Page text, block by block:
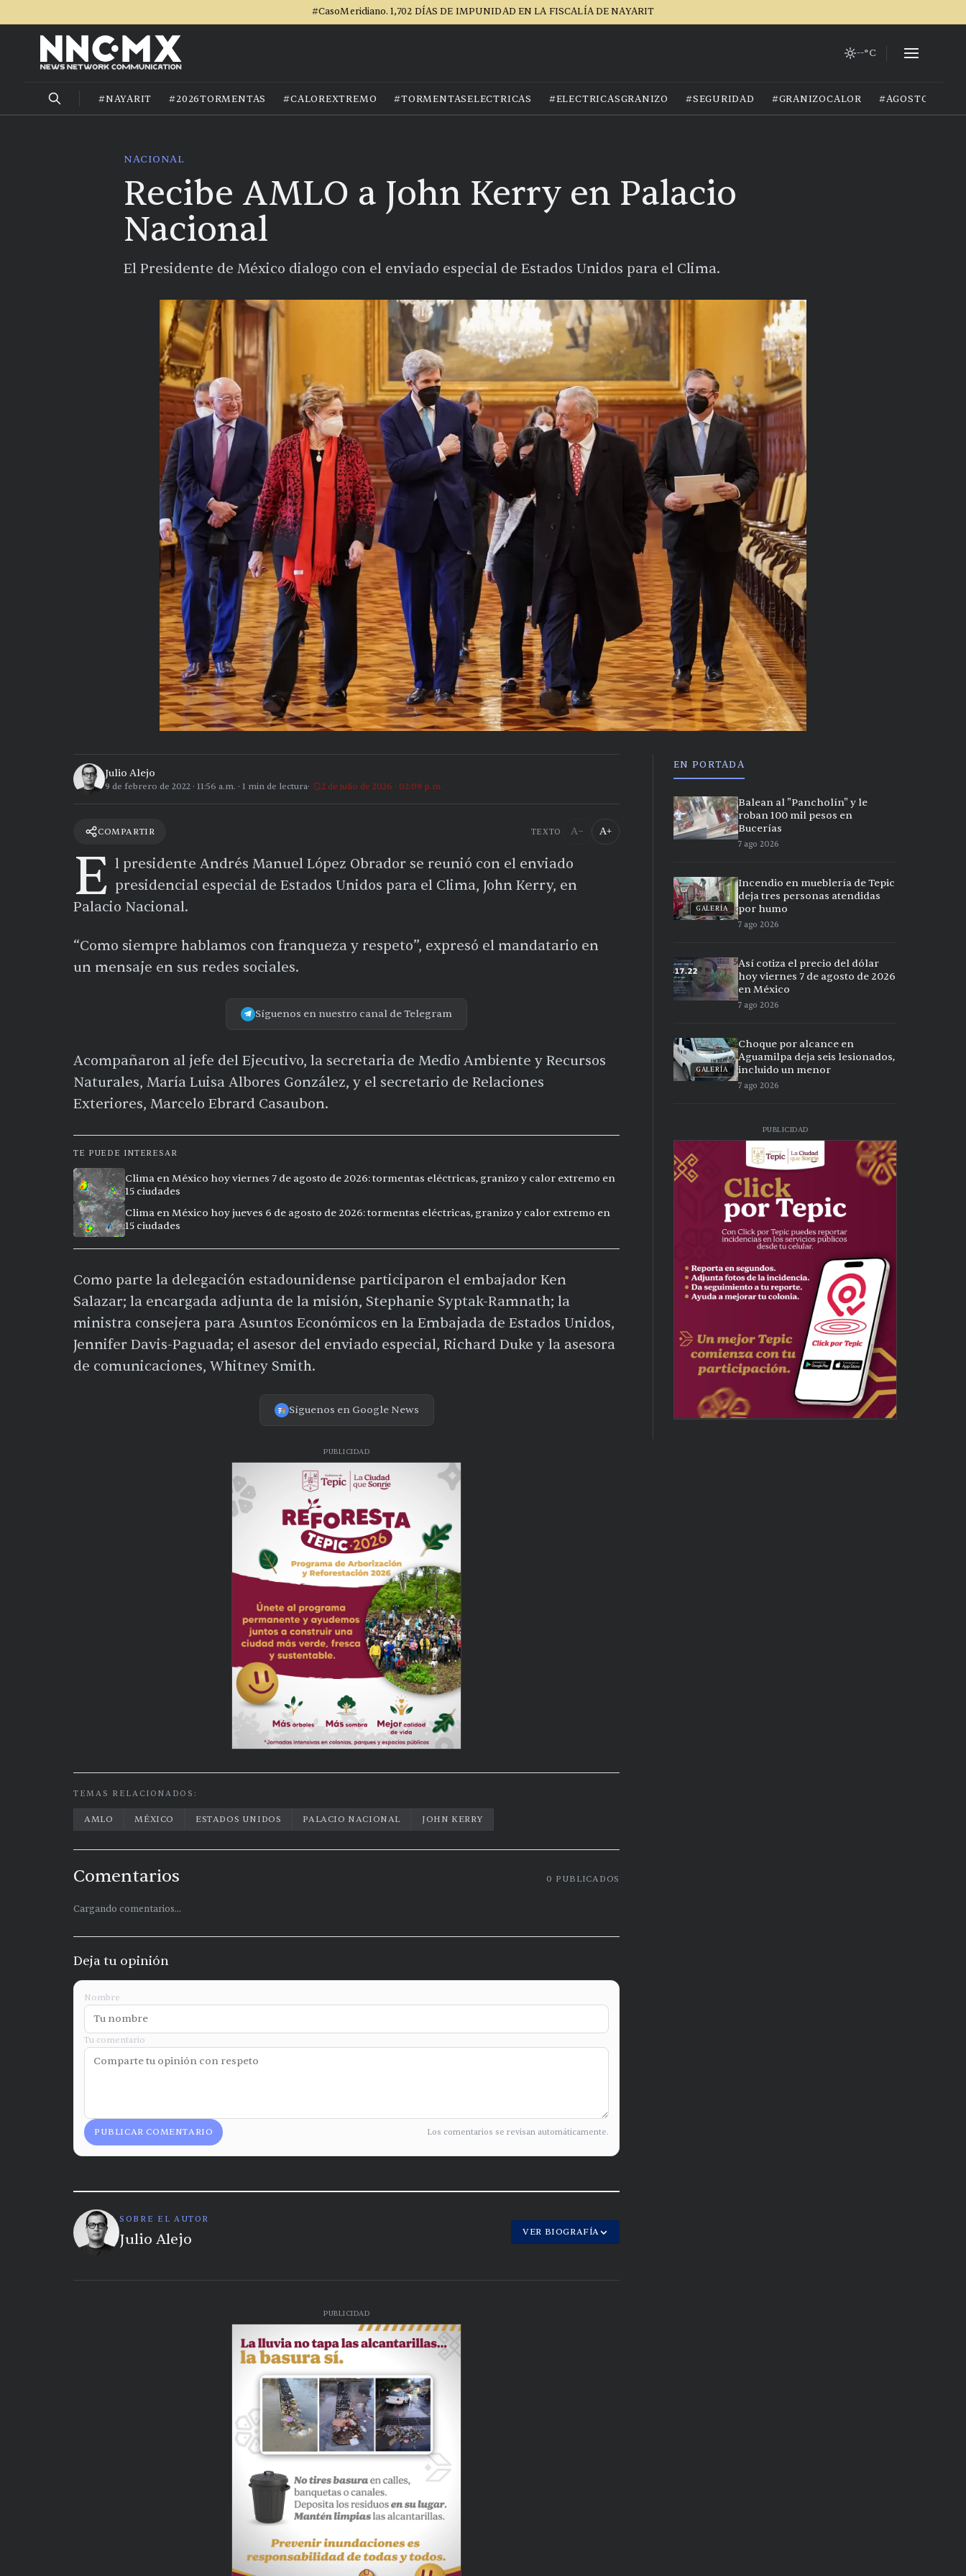
#CasoMeridiano. 1,702 DÍAS DE IMPUNIDAD EN LA FISCALÍA DE NAYARIT
--°C
#NAYARIT #2026TORMENTAS #CALOREXTREMO #TORMENTASELECTRICAS #ELECTRICASGRANIZO #SEGURIDAD #GRANIZOCALOR #AGOSTO2026
NACIONAL
Recibe AMLO a John Kerry en Palacio
Nacional
El Presidente de México dialogo con el enviado especial de Estados Unidos para el Clima.
Julio Alejo
9 de febrero de 2022 · 11:56 a.m. · 1 min de lectura 2 de julio de 2026 · 02:09 p.m.
COMPARTIR TEXTO A− A+
E l presidente Andrés Manuel López Obrador se reunió con el enviado
presidencial especial de Estados Unidos para el Clima, John Kerry, en
Palacio Nacional.
“Como siempre hablamos con franqueza y respeto”, expresó el mandatario en
un mensaje en sus redes sociales.
Síguenos en nuestro canal de Telegram
Acompañaron al jefe del Ejecutivo, la secretaria de Medio Ambiente y Recursos
Naturales, María Luisa Albores González, y el secretario de Relaciones
Exteriores, Marcelo Ebrard Casaubon.
TE PUEDE INTERESAR
Clima en México hoy viernes 7 de agosto de 2026: tormentas eléctricas, granizo y calor extremo en
15 ciudades
Clima en México hoy jueves 6 de agosto de 2026: tormentas eléctricas, granizo y calor extremo en
15 ciudades
Como parte la delegación estadounidense participaron el embajador Ken
Salazar; la encargada adjunta de la misión, Stephanie Syptak-Ramnath; la
ministra consejera para Asuntos Económicos en la Embajada de Estados Unidos,
Jennifer Davis-Paguada; el asesor del enviado especial, Richard Duke y la asesora
de comunicaciones, Whitney Smith.
Síguenos en Google News
PUBLICIDAD
TEMAS RELACIONADOS:
AMLO MÉXICO ESTADOS UNIDOS PALACIO NACIONAL JOHN KERRY
Comentarios 0 PUBLICADOS
Cargando comentarios...
Deja tu opinión
Nombre
Tu comentario
PUBLICAR COMENTARIO Los comentarios se revisan automáticamente.
SOBRE EL AUTOR
Julio Alejo VER BIOGRAFÍA
PUBLICIDAD
EN PORTADA
Balean al "Pancholín" y le
roban 100 mil pesos en
Bucerías
7 ago 2026
GALERÍA
Incendio en mueblería de Tepic
deja tres personas atendidas
por humo
7 ago 2026
Así cotiza el precio del dólar
hoy viernes 7 de agosto de 2026
en México
7 ago 2026
GALERÍA
Choque por alcance en
Aguamilpa deja seis lesionados,
incluido un menor
7 ago 2026
PUBLICIDAD